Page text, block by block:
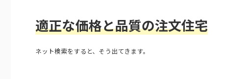
適正な価格と品質の注文住宅
ネット検索をすると、そう出てきます。